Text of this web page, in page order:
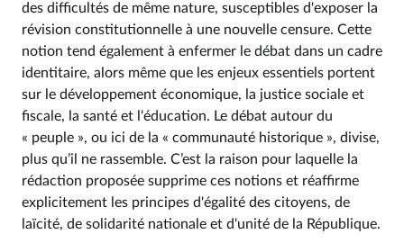
des difficultés de même nature, susceptibles d'exposer la
révision constitutionnelle à une nouvelle censure. Cette
notion tend également à enfermer le débat dans un cadre
identitaire, alors même que les enjeux essentiels portent
sur le développement économique, la justice sociale et
fiscale, la santé et l'éducation. Le débat autour du
« peuple », ou ici de la « communauté historique », divise,
plus qu’il ne rassemble. C’est la raison pour laquelle la
rédaction proposée supprime ces notions et réaffirme
explicitement les principes d'égalité des citoyens, de
laïcité, de solidarité nationale et d'unité de la République.